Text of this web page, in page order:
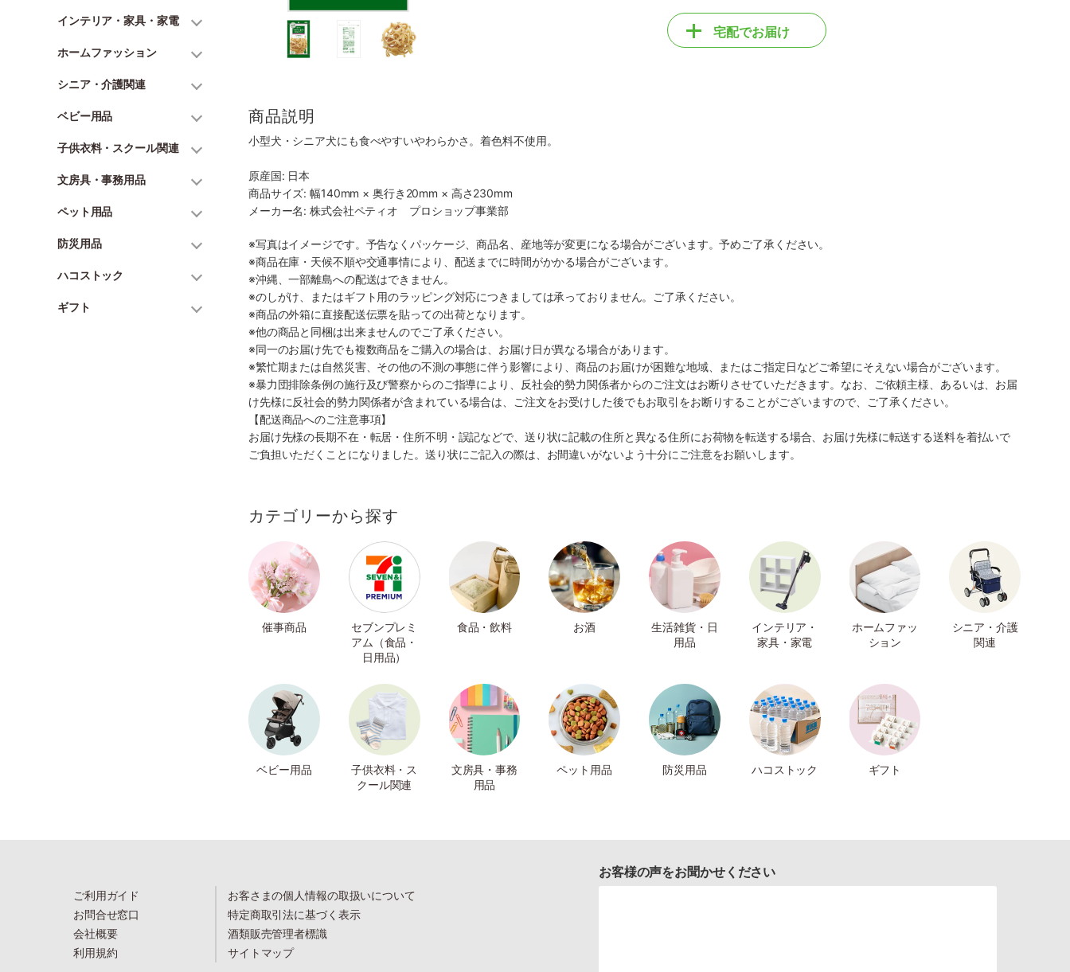
インテリア・家具・家電
ホームファッション
シニア・介護関連
ベビー用品
子供衣料・スクール関連
文房具・事務用品
ペット用品
防災用品
ハコストック
ギフト
宅配でお届け
商品説明
小型犬・シニア犬にも食べやすいやわらかさ。着色料不使用。
原産国: 日本
商品サイズ: 幅140mm × 奥行き20mm × 高さ230mm
メーカー名: 株式会社ペティオ プロショップ事業部
※写真はイメージです。予告なくパッケージ、商品名、産地等が変更になる場合がございます。予めご了承ください。
※商品在庫・天候不順や交通事情により、配送までに時間がかかる場合がございます。
※沖縄、一部離島への配送はできません。
※のしがけ、またはギフト用のラッピング対応につきましては承っておりません。ご了承ください。
※商品の外箱に直接配送伝票を貼っての出荷となります。
※他の商品と同梱は出来ませんのでご了承ください。
※同一のお届け先でも複数商品をご購入の場合は、お届け日が異なる場合があります。
※繁忙期または自然災害、その他の不測の事態に伴う影響により、商品のお届けが困難な地域、またはご指定日などご希望にそえない場合がございます。
※暴力団排除条例の施行及び警察からのご指導により、反社会的勢力関係者からのご注文はお断りさせていただきます。なお、ご依頼主様、あるいは、お届
け先様に反社会的勢力関係者が含まれている場合は、ご注文をお受けした後でもお取引をお断りすることがございますので、ご了承ください。
【配送商品へのご注意事項】
お届け先様の長期不在・転居・住所不明・誤記などで、送り状に記載の住所と異なる住所にお荷物を転送する場合、お届け先様に転送する送料を着払いで
ご負担いただくことになりました。送り状にご記入の際は、お間違いがないよう十分にご注意をお願いします。
カテゴリーから探す
催事商品
セブンプレミ
アム（食品・
日用品）
食品・飲料 お酒
生活雑貨・日
用品
インテリア・
家具・家電
ホームファッ
ション
シニア・介護
関連
ベビー用品
子供衣料・ス
クール関連
文房具・事務
用品
ペット用品 防災用品 ハコストック ギフト
ご利用ガイド
お問合せ窓口
会社概要
利用規約
お客さまの個人情報の取扱いについて
特定商取引法に基づく表示
酒類販売管理者標識
サイトマップ
お客様の声をお聞かせください